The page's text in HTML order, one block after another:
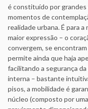
é constituído por grandes
momentos de
realidade urbana. É para
maior expressão – o
convergem, se
permite ainda que haja
facilitando a segurança
interna – bastante
pisos, a mobilidade é
núcleo (composto por